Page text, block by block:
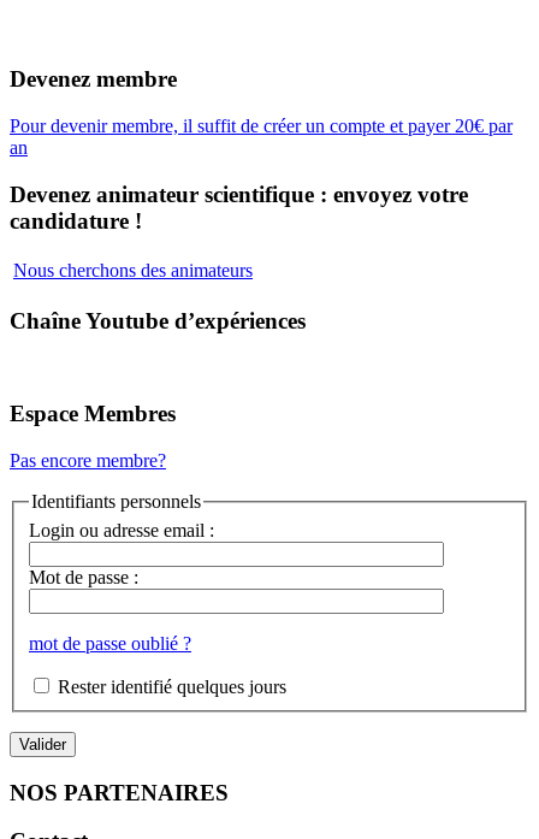
Devenez membre
Pour devenir membre, il suffit de créer un compte et payer 20€ par
an
Devenez animateur scientifique : envoyez votre
candidature !
Nous cherchons des animateurs
Chaîne Youtube d’expériences
Espace Membres
Pas encore membre?
Identifiants personnels
Login ou adresse email :
Mot de passe :
mot de passe oublié ?
Rester identifié quelques jours
NOS PARTENAIRES